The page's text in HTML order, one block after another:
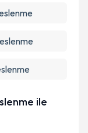
ile